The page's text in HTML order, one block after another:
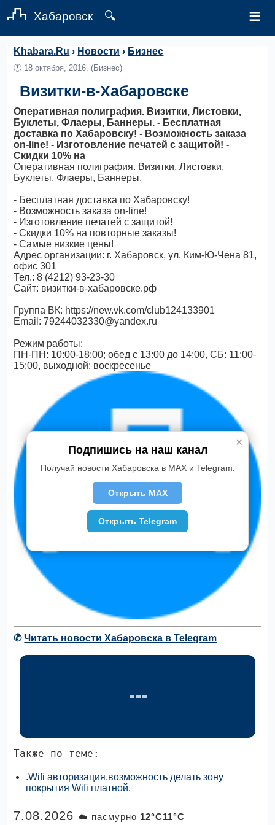
Хабаровск 🔍 ≡
Khabara.Ru › Новости › Бизнес
🕛 18 октября, 2016. (Бизнес)
Визитки-в-Хабаровске
Оперативная полиграфия. Визитки, Листовки,
Буклеты, Флаеры, Баннеры. - Бесплатная
доставка по Хабаровску! - Возможность заказа
on-line! - Изготовление печатей с защитой! -
Скидки 10% на
Оперативная полиграфия. Визитки, Листовки,
Буклеты, Флаеры, Баннеры.
- Бесплатная доставка по Хабаровску!
- Возможность заказа on-line!
- Изготовление печатей с защитой!
- Скидки 10% на повторные заказы!
- Самые низкие цены!
Адрес организации: г. Хабаровск, ул. Ким-Ю-Чена 81,
офис 301
Тел.: 8 (4212) 93-23-30
Сайт: визитки-в-хабаровске.рф
Группа ВК: https://new.vk.com/club124133901
Еmail: 79244032330@yandex.ru
Режим работы:
ПН-ПН: 10:00-18:00; обед с 13:00 до 14:00, СБ: 11:00-
15:00, выходной: воскресенье
✆Читать новости Хабаровска в Telegram
Также по теме:
.Wifi авторизация,возможность делать зону
покрытия Wifi платной.
✕
Подпишись на наш канал
Получай новости Хабаровска в MAX и Telegram.
Открыть MAX
Открыть Telegram
7.08.2026 ☁️ пасмурно 12°C11°C